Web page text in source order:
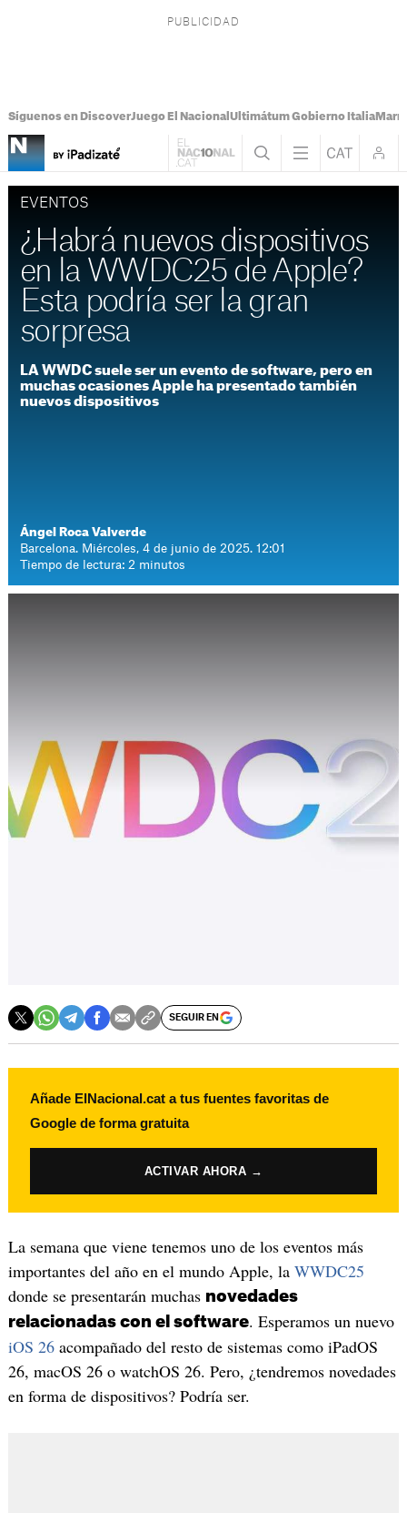
Síguenos en DiscoverJuego El Nacional Ultimátum Gobierno Italia
EVENTOS
¿Habrá nuevos dispositivos
en la WWDC25 de Apple?
Esta podría ser la gran
sorpresa
LA WWDC suele ser un evento de software, pero en
muchas ocasiones Apple ha presentado también
nuevos dispositivos
Ángel Roca Valverde
Barcelona. Miércoles, 4 de junio de 2025. 12:01
Tiempo de lectura: 2 minutos
SEGUIR EN
Añade ElNacional.cat a tus fuentes favoritas de
Google de forma gratuita
ACTIVAR AHORA →
La semana que viene tenemos uno de los eventos más
importantes del año en el mundo Apple, la WWDC25
donde se presentarán muchas novedades
relacionadas con el software. Esperamos un nuevo
iOS 26acompañado del resto de sistemas como iPadOS
26, macOS 26 o watchOS 26. Pero, ¿tendremos novedades
en forma de dispositivos? Podría ser.